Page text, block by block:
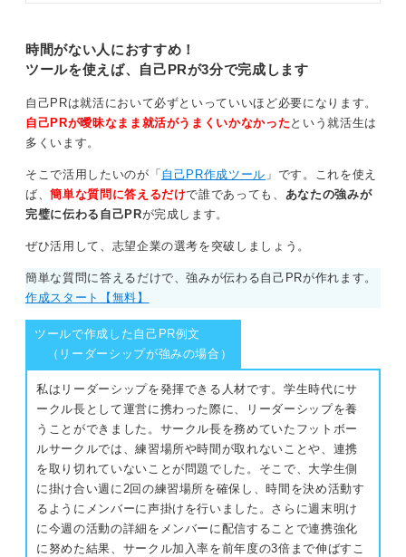
って規定の文字数に収める方法がおすすめです。
文章の密度が上がると漢字の割合が増え、視覚的にも
「情報量が多そう」「丁寧に読まなきゃ」と感じてもら
いやすくなります。
を伝えるカギにしてください。
時間がない人におすすめ！
ツールを使えば、自己PRが3分で完成します
自己PRは就活において必ずといっていいほど必要になります。
自己PRが曖昧なまま就活がうまくいかなかった という就活生は
多くいます。
そこで活用したいのが「 自己PR作成ツール 」です。これを使え
ば、簡単な質問に答えるだけで誰であっても、 あなたの強みが
完璧に伝わる自己PRが完成します。
ぜひ活用して、志望企業の選考を突破しましょう。
簡単な質問に答えるだけで、強みが伝わる自己PRが作れます。
作成スタート【無料】
ツールで作成した自己PR例文
（リーダーシップが強みの場合）
私はリーダーシップを発揮できる人材です。学生時代にサ
ークル長として運営に携わった際に、リーダーシップを養
うことができました。サークル長を務めていたフットボー
ルサークルでは、練習場所や時間が取れないことや、連携
を取り切れていないことが問題でした。そこで、大学生側
に掛け合い週に2回の練習場所を確保し、時間を決め活動す
るようにメンバーに声掛けを行いました。さらに週末明け
に今週の活動の詳細をメンバーに配信することで連携強化
に努めた結果、サークル加入率を前年度の3倍まで伸ばすこ